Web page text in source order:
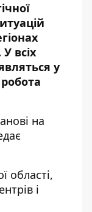
всіх
у
на
області,
і